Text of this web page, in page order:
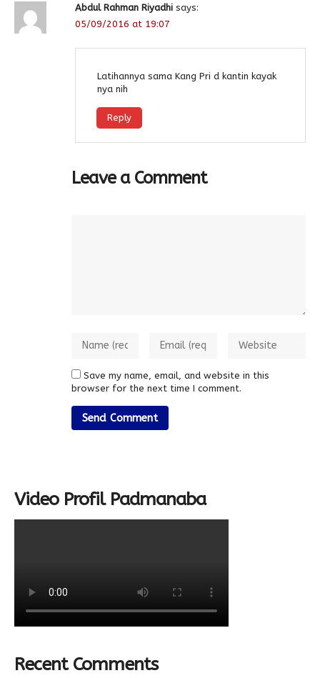
Abdul Rahman Riyadhi says:
05/09/2016 at 19:07
Latihannya sama Kang Pri d kantin kayak
nya nih
Reply
Leave a Comment
Save my name, email, and website in this
browser for the next time I comment.
Video Profil Padmanaba
Recent Comments